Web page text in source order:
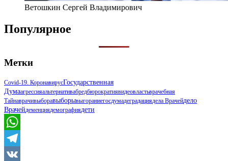
Ветошкин Сергей Владимирович
Популярное
Метки
Covid-19. КоронавирусГосударственная
ДумаАгрессияАльтернативаБредБюрократияВидеоВластьВрачебная
ТайнаВрачиВыбораВыборыВыгораниеГосдумаДеградацияДела ВрачейДело
ВрачейДеменцияДемографияДети
WhatsApp
Telegram